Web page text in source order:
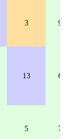
3 9
13 6
5 7